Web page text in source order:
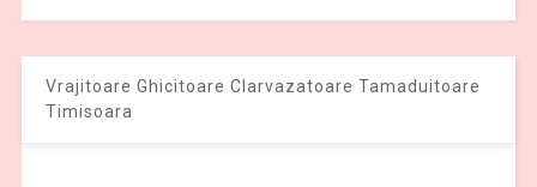
Vrajitoare Ghicitoare Clarvazatoare Tamaduitoare
Timisoara